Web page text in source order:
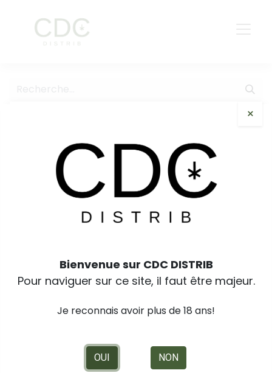
×
Bienvenue sur CDC DISTRIB
Pour naviguer sur ce site, il faut être majeur.
Je reconnais avoir plus de 18 ans!
OUI NON